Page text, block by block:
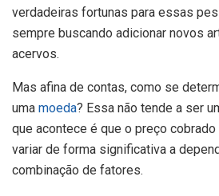
verdadeiras fortunas para essas
sempre buscando adicionar novos
acervos.
Mas afina de contas, como se
uma moeda? Essa não tende a ser
que acontece é que o preço
variar de forma significativa a
combinação de fatores.